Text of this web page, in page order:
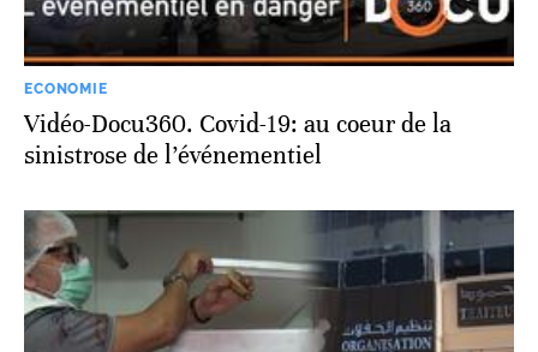
ECONOMIE
Vidéo-Docu360. Covid-19: au coeur de la
sinistrose de l’événementiel